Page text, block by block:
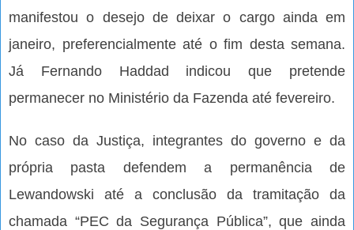
manifestou o desejo de deixar o cargo ainda em
janeiro, preferencialmente até o fim desta semana.
Já Fernando Haddad indicou que pretende
permanecer no Ministério da Fazenda até fevereiro.
No caso da Justiça, integrantes do governo e da
própria pasta defendem a permanência de
Lewandowski até a conclusão da tramitação da
chamada “PEC da Segurança Pública”, que ainda